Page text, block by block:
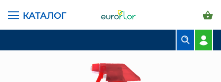
КАТАЛОГ
КОМПОЗИЦИИ
ГЛАВНАЯ СТРАНИЦА КАТАЛОГ
ГРУНТЫ И УДОБРЕНИЯ